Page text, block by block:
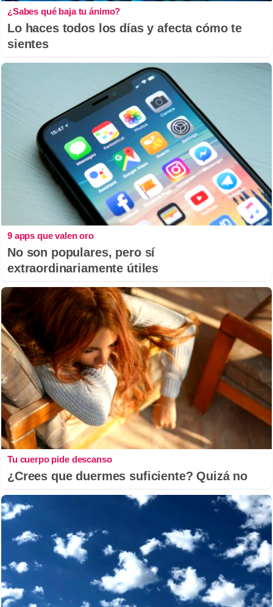
¿Sabes qué baja tu ánimo?
Lo haces todos los días y afecta cómo te
sientes
9 apps que valen oro
No son populares, pero sí
extraordinariamente útiles
Tu cuerpo pide descanso
¿Crees que duermes suficiente? Quizá no